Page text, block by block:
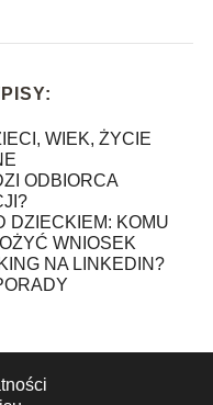
WIEK, ŻYCIE
ODBIORCA
DZIECKIEM: KOMU
WNIOSEK
NA LINKEDIN?